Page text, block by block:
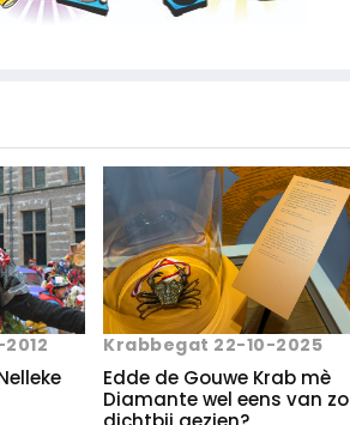
Krabbegat 22-10-2025
Edde de Gouwe Krab mè
Diamante wel eens van zo